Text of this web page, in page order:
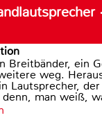
Breitbänder, ein
weg.
Lautsprecher,
man weiß,